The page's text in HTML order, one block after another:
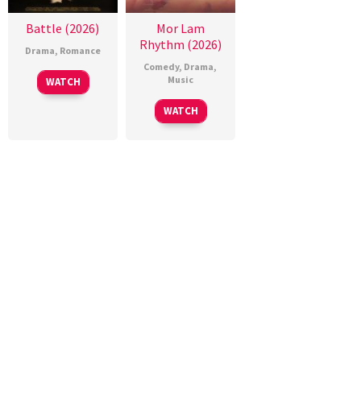
Battle (2026)
Drama, Romance
WATCH
Mor Lam
Rhythm (2026)
Comedy, Drama,
Music
WATCH